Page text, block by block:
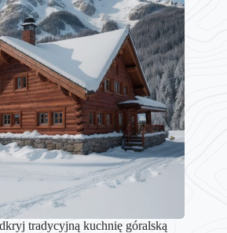
tradycyjną kuchnię góralską